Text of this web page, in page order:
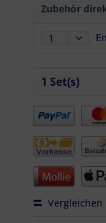
Zubehör
Vergleichen